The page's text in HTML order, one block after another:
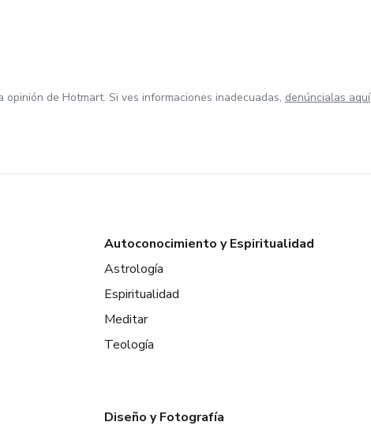
de Hotmart. Si ves informaciones inadecuadas, denúncialas aquí
Autoconocimiento y Espiritualidad
Astrología
Espiritualidad
Meditar
Teología
Diseño y Fotografía